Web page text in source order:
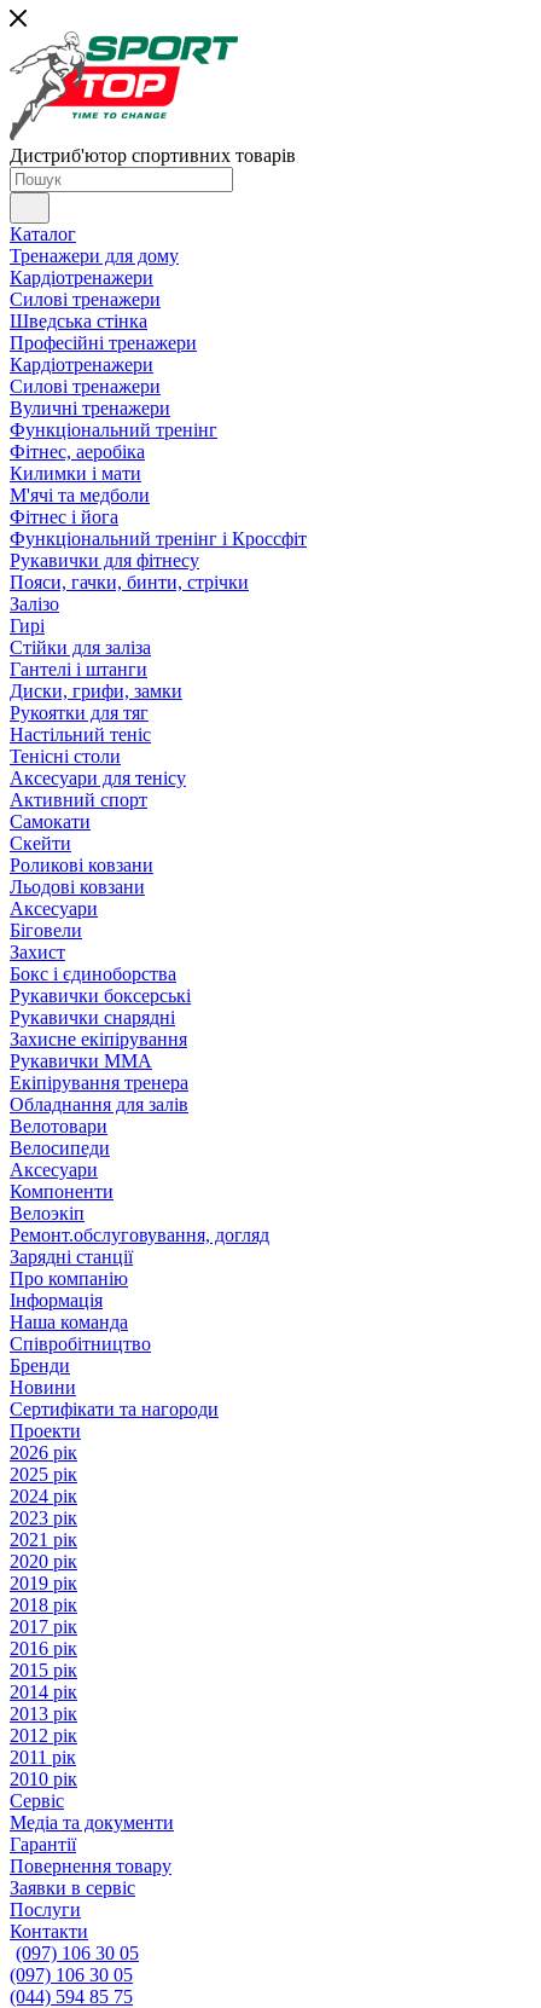
Дистриб'ютор спортивних товарів
Каталог
Тренажери для дому
Кардіотренажери
Силові тренажери
Шведська стінка
Професійні тренажери
Кардіотренажери
Силові тренажери
Вуличні тренажери
Функціональний тренінг
Фітнес, аеробіка
Килимки і мати
М'ячі та медболи
Фітнес і йога
Функціональний тренінг і Кроссфіт
Рукавички для фітнесу
Пояси, гачки, бинти, стрічки
Залізо
Гирі
Стійки для заліза
Гантелі і штанги
Диски, грифи, замки
Рукоятки для тяг
Настільний теніс
Тенісні столи
Аксесуари для тенісу
Активний спорт
Самокати
Скейти
Роликові ковзани
Льодові ковзани
Аксесуари
Біговели
Захист
Бокс і єдиноборства
Рукавички боксерські
Рукавички снарядні
Захисне екіпірування
Рукавички ММА
Екіпірування тренера
Обладнання для залів
Велотовари
Велосипеди
Аксесуари
Компоненти
Велоэкіп
Ремонт.обслуговування, догляд
Зарядні станції
Про компанію
Інформація
Наша команда
Співробітництво
Бренди
Новини
Сертифікати та нагороди
Проекти
2026 рік
2025 рік
2024 рік
2023 рік
2021 рік
2020 рік
2019 рік
2018 рік
2017 рік
2016 рік
2015 рік
2014 рік
2013 рік
2012 рік
2011 рік
2010 рік
Сервіс
Медіа та документи
Гарантії
Повернення товару
Заявки в сервіс
Послуги
Контакти
(097) 106 30 05
(097) 106 30 05
(044) 594 85 75